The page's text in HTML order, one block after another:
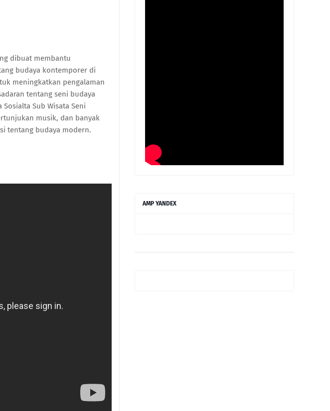
dibuat membantu
budaya kontemporer di
meningkatkan pengalaman
tentang seni budaya
Sub Wisata Seni
musik, dan banyak
tentang budaya modern.
AMP YANDEX